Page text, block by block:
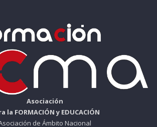
Asociación
la FORMACIÓN y EDUCACIÓN
de Ámbito Nacional